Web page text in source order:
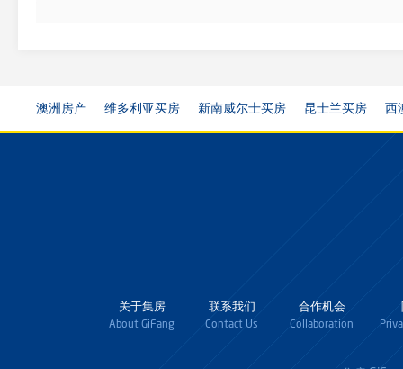
澳洲房产 维多利亚买房 新南威尔士买房 昆士兰买房 西
关于集房
About GiFang
联系我们
Contact Us
合作机会
Collaboration